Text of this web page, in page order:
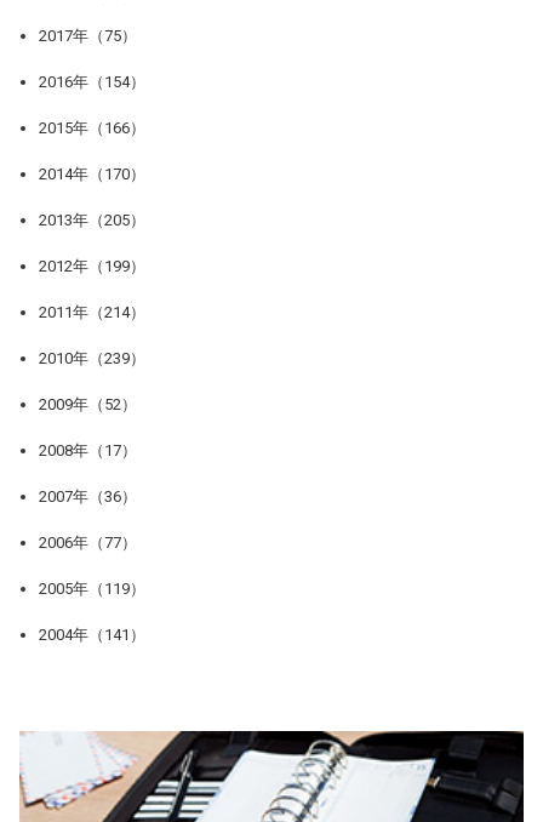
2017年（75）
2016年（154）
2015年（166）
2014年（170）
2013年（205）
2012年（199）
2011年（214）
2010年（239）
2009年（52）
2008年（17）
2007年（36）
2006年（77）
2005年（119）
2004年（141）